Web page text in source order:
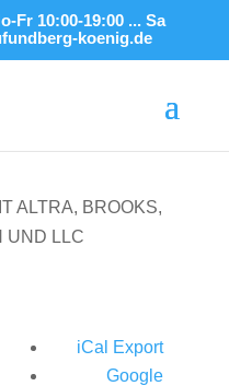
Fr 10:00-19:00 ... Sa
koenig.de
iCal Export
Google